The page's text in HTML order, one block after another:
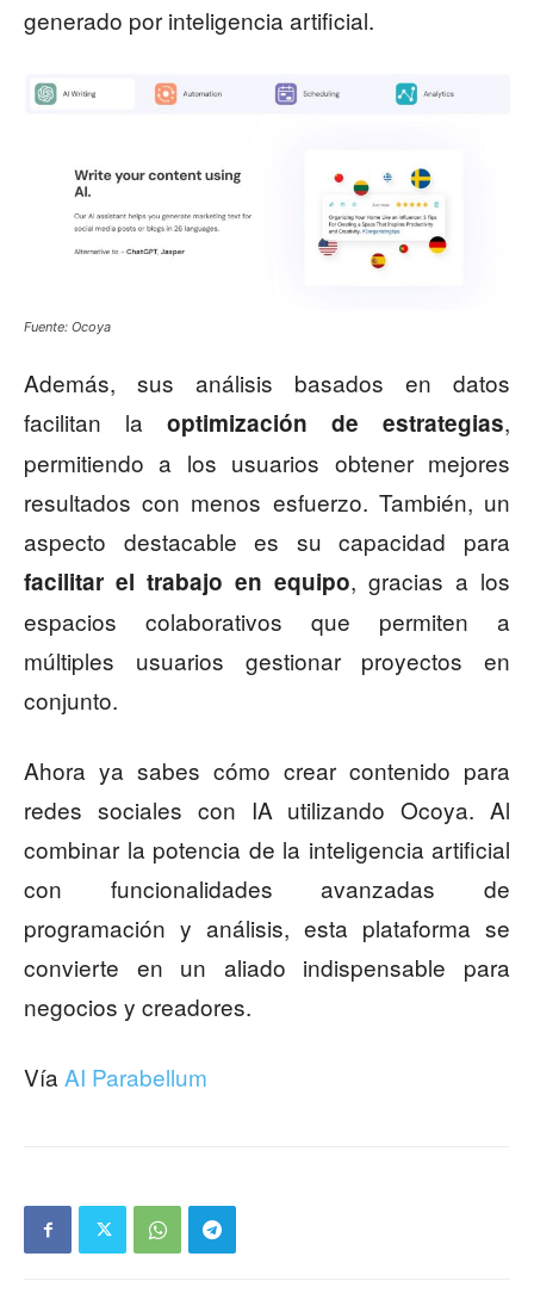
generado por inteligencia artificial.
Fuente: Ocoya
Además, sus análisis basados en datos
facilitan la optimización de estrategias,
permitiendo a los usuarios obtener mejores
resultados con menos esfuerzo. También, un
aspecto destacable es su capacidad para
facilitar el trabajo en equipo, gracias a los
espacios colaborativos que permiten a
múltiples usuarios gestionar proyectos en
conjunto.
Ahora ya sabes cómo crear contenido para
redes sociales con IA utilizando Ocoya. Al
combinar la potencia de la inteligencia artificial
con funcionalidades avanzadas de
programación y análisis, esta plataforma se
convierte en un aliado indispensable para
negocios y creadores.
Vía AI Parabellum